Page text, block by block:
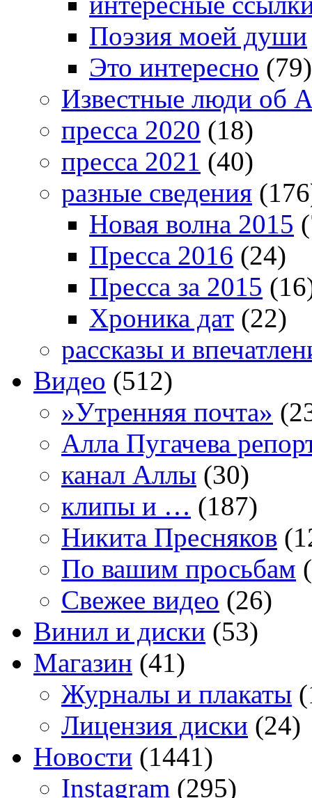
Поэзия моей души
Это интересно (79)
Известные люди об
пресса 2020 (18)
пресса 2021 (40)
разные сведения
Новая волна 2015
Пресса 2016 (24)
Пресса за 2015
Хроника дат (22)
рассказы и
Видео (512)
»Утренняя почта»
Алла Пугачева
канал Аллы (30)
клипы и … (187)
Никита Пресняков
По вашим просьбам
Свежее видео (26)
Винил и диски (53)
Магазин (41)
Журналы и плакаты
Лицензия диски (24)
Новости (1441)
Instagram (295)